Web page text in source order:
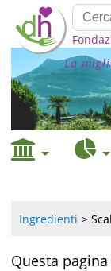
La
Ingredienti
Questa